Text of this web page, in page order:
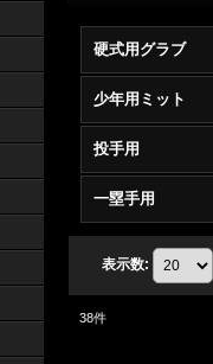
硬式用グラブ
少年用ミット
投手用
一塁手用
表示数:
38件